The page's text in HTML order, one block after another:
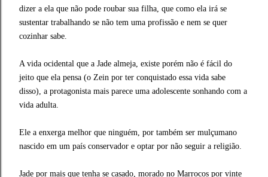
dizer a ela que não pode roubar sua filha, que como ela irá se
sustentar trabalhando se não tem uma profissão e nem se quer
cozinhar sabe.
A vida ocidental que a Jade almeja, existe porém não é fácil do
jeito que ela pensa (o Zein por ter conquistado essa vida sabe
disso), a protagonista mais parece uma adolescente sonhando com a
vida adulta.
Ele a enxerga melhor que ninguém, por também ser mulçumano
nascido em um país conservador e optar por não seguir a religião.
Jade por mais que tenha se casado, morado no Marrocos por vinte